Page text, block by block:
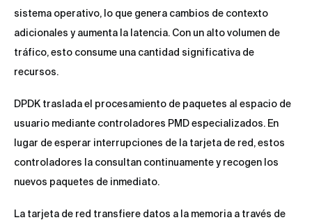
sistema operativo, lo que genera cambios de contexto
adicionales y aumenta la latencia. Con un alto volumen de
tráfico, esto consume una cantidad significativa de
recursos.
DPDK traslada el procesamiento de paquetes al espacio de
usuario mediante controladores PMD especializados. En
lugar de esperar interrupciones de la tarjeta de red, estos
controladores la consultan continuamente y recogen los
nuevos paquetes de inmediato.
La tarjeta de red transfiere datos a la memoria a través de